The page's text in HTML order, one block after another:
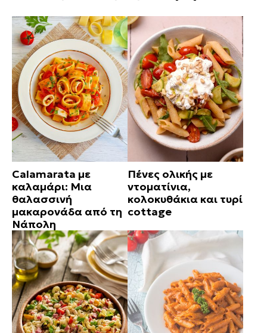
Calamarata με
καλαμάρι: Μια
θαλασσινή
μακαρονάδα από τη
Νάπολη
Πένες ολικής με
ντοματίνια,
κολοκυθάκια και τυρί
cottage